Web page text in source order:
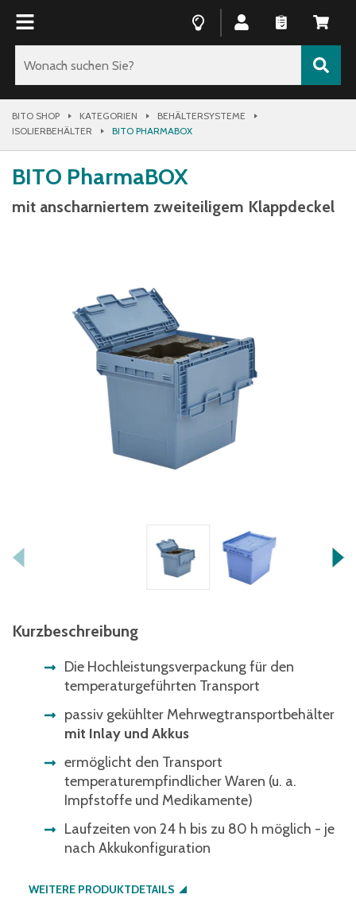
BITO SHOP KATEGORIEN
BEHÄLTERSYSTEME
ISOLIERBEHÄLTER
BITO PHARMABOX
BITO PharmaBOX
mit anscharniertem zweiteiligem Klappdeckel
Kurzbeschreibung
Die Hochleistungsverpackung für den
temperaturgeführten Transport
passiv gekühlter Mehrwegtransportbehälter
mit Inlay und Akkus
ermöglicht den Transport
temperaturempfindlicher Waren (u. a.
Impfstoffe und Medikamente)
Laufzeiten von 24 h bis zu 80 h möglich - je
nach Akkukonfiguration
WEITERE PRODUKTDETAILS